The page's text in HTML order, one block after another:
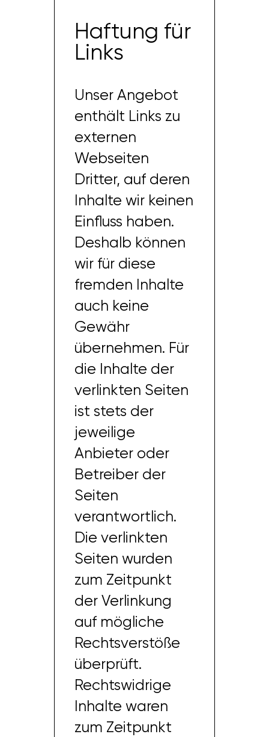
Haftung für
Links
Unser Angebot
enthält Links zu
externen
Webseiten
Dritter, auf deren
Inhalte wir keinen
Einfluss haben.
Deshalb können
wir für diese
fremden Inhalte
auch keine
Gewähr
übernehmen. Für
die Inhalte der
verlinkten Seiten
ist stets der
jeweilige
Anbieter oder
Betreiber der
Seiten
verantwortlich.
Die verlinkten
Seiten wurden
zum Zeitpunkt
der Verlinkung
auf mögliche
Rechtsverstöße
überprüft.
Rechtswidrige
Inhalte waren
zum Zeitpunkt